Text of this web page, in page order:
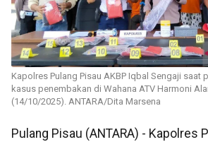
Kapolres Pulang Pisau AKBP Iqbal Sengaji saat
kasus penembakan di Wahana ATV Harmoni
(14/10/2025). ANTARA/Dita Marsena
Pulang Pisau (ANTARA) - Kapolres